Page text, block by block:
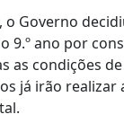
o Governo
9.º ano por
as condições
já irão realizar